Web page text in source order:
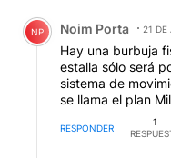
Comentario de Noim
NP Noim Porta 21 DE
Hay una burbuja
estalla sólo será
sistema de
se llama el plan
RESPONDER
1